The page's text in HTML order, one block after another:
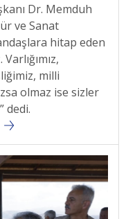
Dr. Memduh
ve Sanat
hitap eden
milli
olmaz ise sizler
dedi.